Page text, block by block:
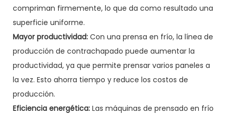
compriman firmemente, lo que da como resultado una
superficie uniforme.
Mayor productividad: Con una prensa en frío, la línea de
producción de contrachapado puede aumentar la
productividad, ya que permite prensar varios paneles a
la vez. Esto ahorra tiempo y reduce los costos de
producción.
Eficiencia energética: Las máquinas de prensado en frío